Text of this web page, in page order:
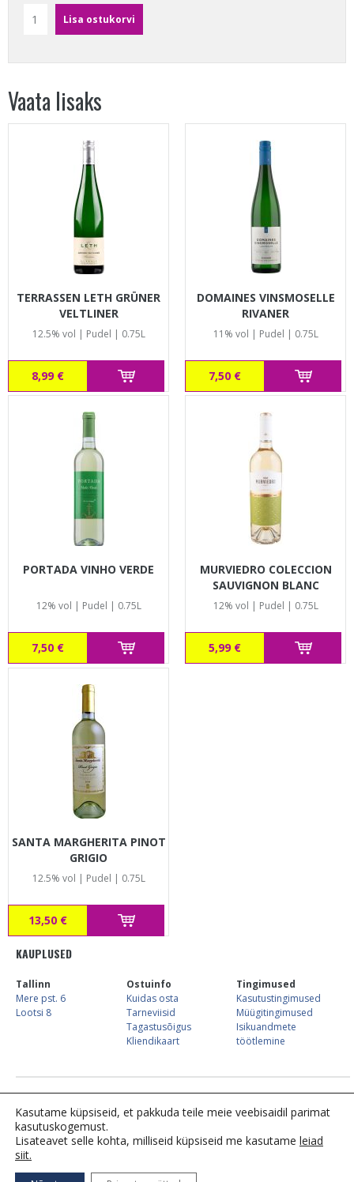
Vaata lisaks
TERRASSEN LETH GRÜNER
VELTLINER
12.5% vol | Pudel | 0.75L
8,99 €
DOMAINES VINSMOSELLE
RIVANER
11% vol | Pudel | 0.75L
7,50 €
PORTADA VINHO VERDE
12% vol | Pudel | 0.75L
7,50 €
MURVIEDRO COLECCION
SAUVIGNON BLANC
VALENCIA
12% vol | Pudel | 0.75L
5,99 €
SANTA MARGHERITA PINOT
GRIGIO
12.5% vol | Pudel | 0.75L
13,50 €
KAUPLUSED
Tallinn
Mere pst. 6
Lootsi 8
Ostuinfo
Kuidas osta
Tarneviisid
Tagastusõigus
Kliendikaart
Tingimused
Kasutustingimused
Müügitingimused
Isikuandmete
töötlemine
E-kaupluse info: Tel. 683 7744,kliendiinfo@alkostore.ee, E-R 09:00-16:00
kahjustada teie tervist.
Kasutame küpsiseid, et pakkuda teile meie veebisaidil parimat
kasutuskogemust.
Lisateavet selle kohta, milliseid küpsiseid me kasutame leiad
siit.